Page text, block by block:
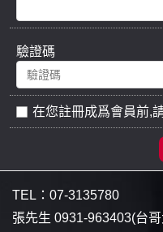
驗證碼
在您註冊成爲會員前,
TEL： 07-3135780
張先生 0931-963403(台哥